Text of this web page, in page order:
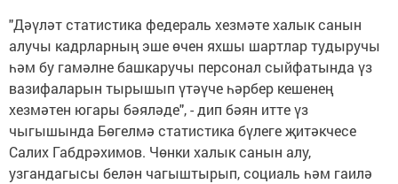
"Дәүләт статистика федераль хезмәте халык санын
алучы кадрларның эше өчен яхшы шартлар тудыручы
һәм бу гамәлне башкаручы персонал сыйфатында үз
вазифаларын тырышып үтәүче һәрбер кешенең
хезмәтен югары бәяләде", - дип бәян итте үз
чыгышында Бөгелмә статистика бүлеге җитәкчесе
Салих Габдрәхимов. Чөнки халык санын алу,
узгандагысы белән чагыштырып, социаль һәм гаилә